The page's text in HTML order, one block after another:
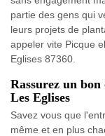
partie des gens qui
leurs projets de
appeler vite Picque
Eglises 87360.
Rassurez un
Les Eglises
Savez vous que
même et en plus